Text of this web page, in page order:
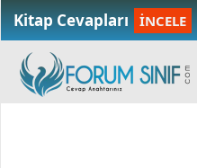
Kitap Cevapları İNCELE